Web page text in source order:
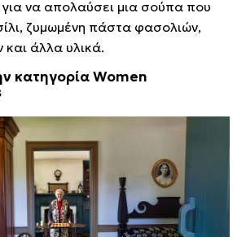
για να απολαύσει μια σούπα που
ζυμωμένη πάστα φασολιών,
και άλλα υλικά.
κατηγορία Women